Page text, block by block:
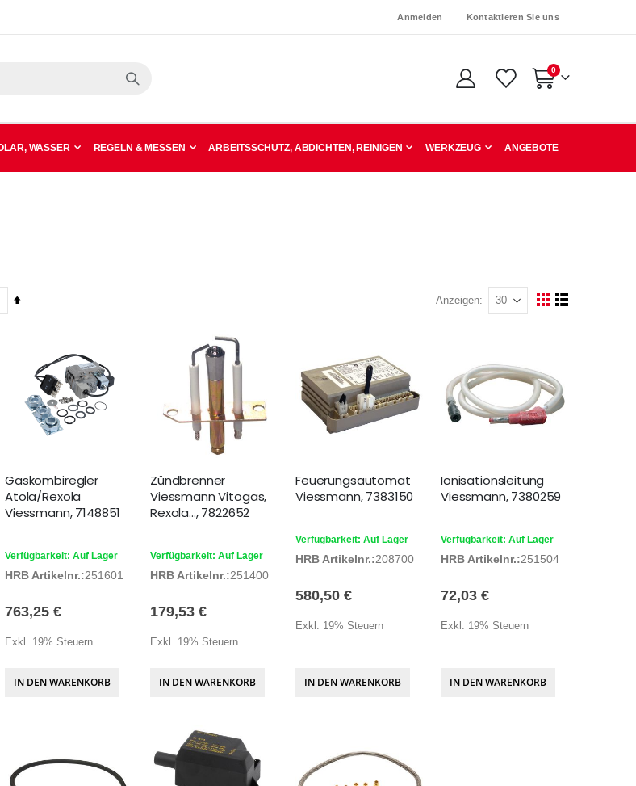
Anmelden Kontaktieren Sie uns
Warenkorb
0Artikel
WASSER REGELN & MESSEN ARBEITSSCHUTZ, ABDICHTEN, REINIGEN WERKZEUG ANGEBOTE
In
Anzeigen
Ansicht
Gaskombiregler
Atola/Rexola
Viessmann, 7148851
Verfügbarkeit: Auf Lager
HRB Artikelnr.:251601
763,25 €
Exkl. 19% Steuern
IN DEN WARENKORB
Zündbrenner
Viessmann Vitogas,
Rexola..., 7822652
Verfügbarkeit: Auf Lager
HRB Artikelnr.:251400
179,53 €
Exkl. 19% Steuern
IN DEN WARENKORB
Feuerungsautomat
Viessmann, 7383150
Verfügbarkeit: Auf Lager
HRB Artikelnr.:208700
580,50 €
Exkl. 19% Steuern
IN DEN WARENKORB
Ionisationsleitung
Viessmann, 7380259
Verfügbarkeit: Auf Lager
HRB Artikelnr.:251504
72,03 €
Exkl. 19% Steuern
IN DEN WARENKORB